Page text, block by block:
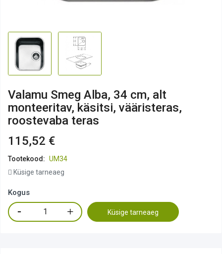
Valamu Smeg Alba, 34 cm, alt
monteeritav, käsitsi, vääristeras,
roostevaba teras
115,52 €
Tootekood: UM34
Küsige tarneaeg
Kogus
Küsige tarneaeg